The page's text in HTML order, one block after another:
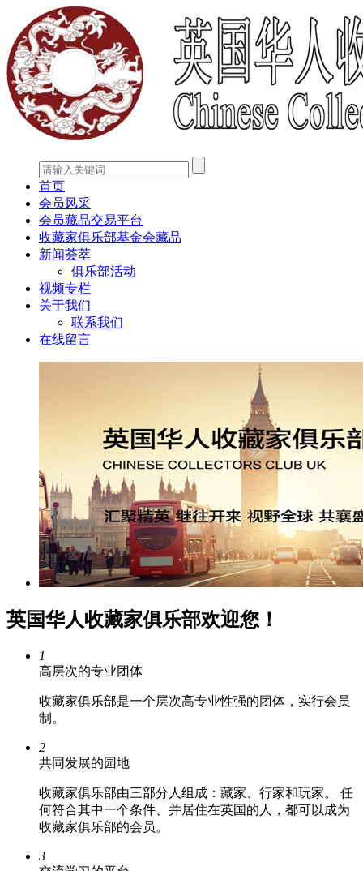
首页
会员风采
会员藏品交易平台
收藏家俱乐部基金会藏品
新闻荟萃
俱乐部活动
视频专栏
关于我们
联系我们
在线留言
英国华人收藏家俱乐部欢迎您！
1
高层次的专业团体
收藏家俱乐部是一个层次高专业性强的团体，实行会员
制。
2
共同发展的园地
收藏家俱乐部由三部分人组成：藏家、行家和玩家。 任
何符合其中一个条件、并居住在英国的人，都可以成为
收藏家俱乐部的会员。
3